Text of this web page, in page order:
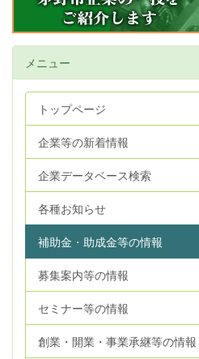
メニュー
トップページ
企業等の新着情報
企業データベース検索
各種お知らせ
補助金・助成金等の情報
募集案内等の情報
セミナー等の情報
創業・開業・事業承継等の情報